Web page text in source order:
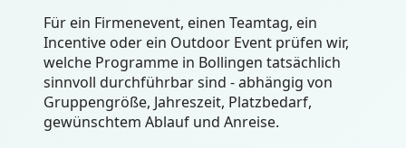
Für ein Firmenevent, einen Teamtag, ein
Incentive oder ein Outdoor Event prüfen wir,
welche Programme in Bollingen tatsächlich
sinnvoll durchführbar sind - abhängig von
Gruppengröße, Jahreszeit, Platzbedarf,
gewünschtem Ablauf und Anreise.